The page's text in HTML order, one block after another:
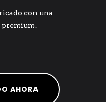
con una
premium.
AHORA